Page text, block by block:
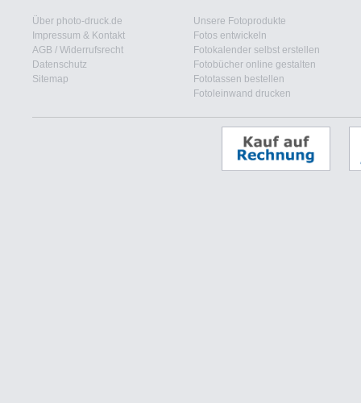
Über photo-druck.de
Impressum & Kontakt
AGB / Widerrufsrecht
Datenschutz
Sitemap
Unsere Fotoprodukte
Fotos entwickeln
Fotokalender selbst erstellen
Fotobücher online gestalten
Fototassen bestellen
Fotoleinwand drucken